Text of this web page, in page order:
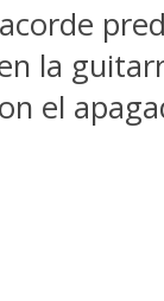
la
el